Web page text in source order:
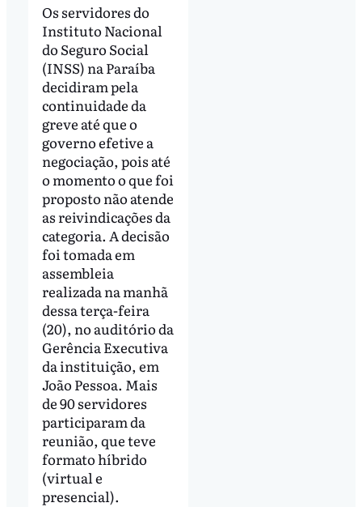
Os servidores do
Instituto Nacional
do Seguro Social
(INSS) na Paraíba
decidiram pela
continuidade da
greve até que o
governo efetive a
negociação, pois até
o momento o que foi
proposto não atende
as reivindicações da
categoria. A decisão
foi tomada em
assembleia
realizada na manhã
dessa terça-feira
(20), no auditório da
Gerência Executiva
da instituição, em
João Pessoa. Mais
de 90 servidores
participaram da
reunião, que teve
formato híbrido
(virtual e
presencial).